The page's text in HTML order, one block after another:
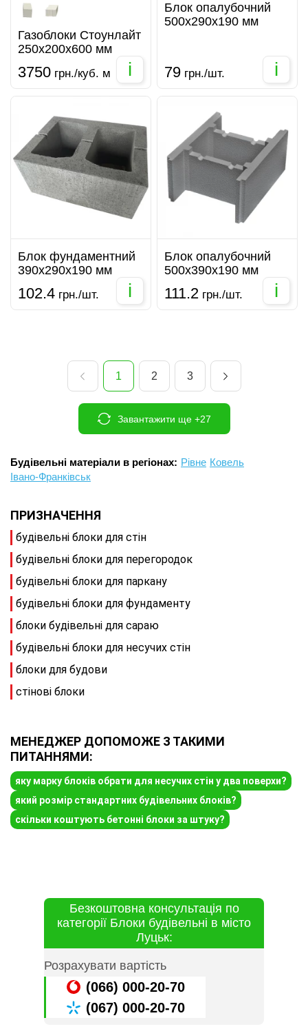
Газоблоки Стоунлайт
250х200х600 мм
3750 грн./куб. м i
Блок опалубочний
500х290х190 мм
79 грн./шт. i
Блок фундаментний
390х290х190 мм
102.4 грн./шт. i
Блок опалубочний
500х390х190 мм
111.2 грн./шт. i
1 2 3
Завантажити ще +27
Будівельні матеріали в регіонах: Рівне Ковель
Івано-Франківськ
ПРИЗНАЧЕННЯ
будівельні блоки для стін
будівельні блоки для перегородок
будівельні блоки для паркану
будівельні блоки для фундаменту
блоки будівельні для сараю
будівельні блоки для несучих стін
блоки для будови
стінові блоки
МЕНЕДЖЕР ДОПОМОЖЕ З ТАКИМИ
ПИТАННЯМИ:
яку марку блоків обрати для несучих стін у два поверхи?
який розмір стандартних будівельних блоків?
скільки коштують бетонні блоки за штуку?
Безкоштовна консультація по
категорії Блоки будівельні в місто
Луцьк:
Розрахувати вартість
(066) 000-20-70
(067) 000-20-70